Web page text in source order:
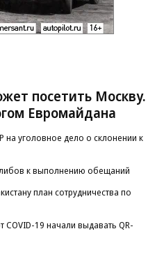
посетить Москву.
Евромайдана
на уголовное дело о склонении к
к выполнению обещаний
план сотрудничества по
19 начали выдавать QR-